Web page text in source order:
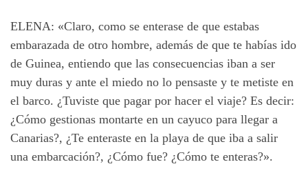
ELENA: «Claro, como se enterase de que estabas
embarazada de otro hombre, además de que te habías ido
de Guinea, entiendo que las consecuencias iban a ser
muy duras y ante el miedo no lo pensaste y te metiste en
el barco. ¿Tuviste que pagar por hacer el viaje? Es decir:
¿Cómo gestionas montarte en un cayuco para llegar a
Canarias?, ¿Te enteraste en la playa de que iba a salir
una embarcación?, ¿Cómo fue? ¿Cómo te enteras?».